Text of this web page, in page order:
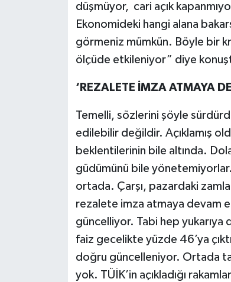
düşmüyor, cari açık
Ekonomideki hangi alana
görmeniz mümkün. Böyle bir
ölçüde etkileniyor” diye
‘REZALETE İMZA ATMAYA
Temelli, sözlerini şöyle
edilebilir değildir. Açıklamış
beklentilerinin bile altında.
güdümünü bile yönetemiyorlar.
ortada. Çarşı, pazardaki
rezalete imza atmaya devam
güncelliyor. Tabi hep
faiz gecelikte yüzde 46’ya
doğru güncelleniyor. Ortada
yok. TÜİK’in açıkladığı